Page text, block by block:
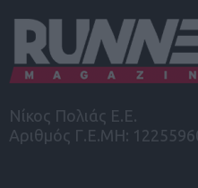
Νίκος Πολιάς Ε.Ε.
Αριθμός Γ.Ε.ΜΗ: